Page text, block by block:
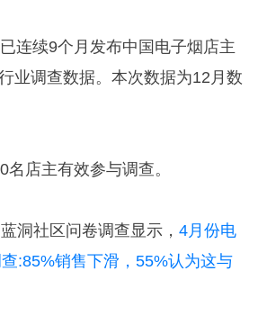
连续9个月发布中国电子烟店主
业调查数据。本次数据为12月数
店主有效参与调查。
洞社区问卷调查显示， 4月份电
:85%销售下滑，55%认为这与